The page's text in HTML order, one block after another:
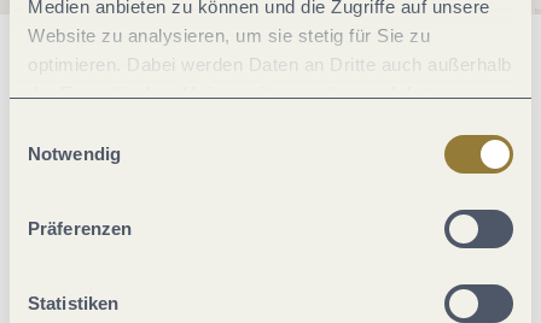
Medien anbieten zu können und die Zugriffe auf unsere
Website zu analysieren, um sie stetig für Sie zu
optimieren. Dabei werden Daten an Dritte auch außerhalb
der Europäischen Union weitergegeben und dort
jederzeit widerrufen werden. Mit der Auswahl "Alle
ablehnen" kann es zu Beeinträchtigungen in der Nutzung
Notwendig
Präferenzen
Statistiken
Allgemeine Informationen
Öffnungszeiten
Ruhetage